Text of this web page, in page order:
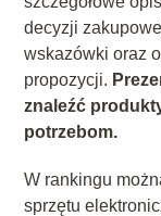
decyzji
wskazówki oraz
propozycji.
znaleźć
potrzebom.
W rankingu
sprzętu